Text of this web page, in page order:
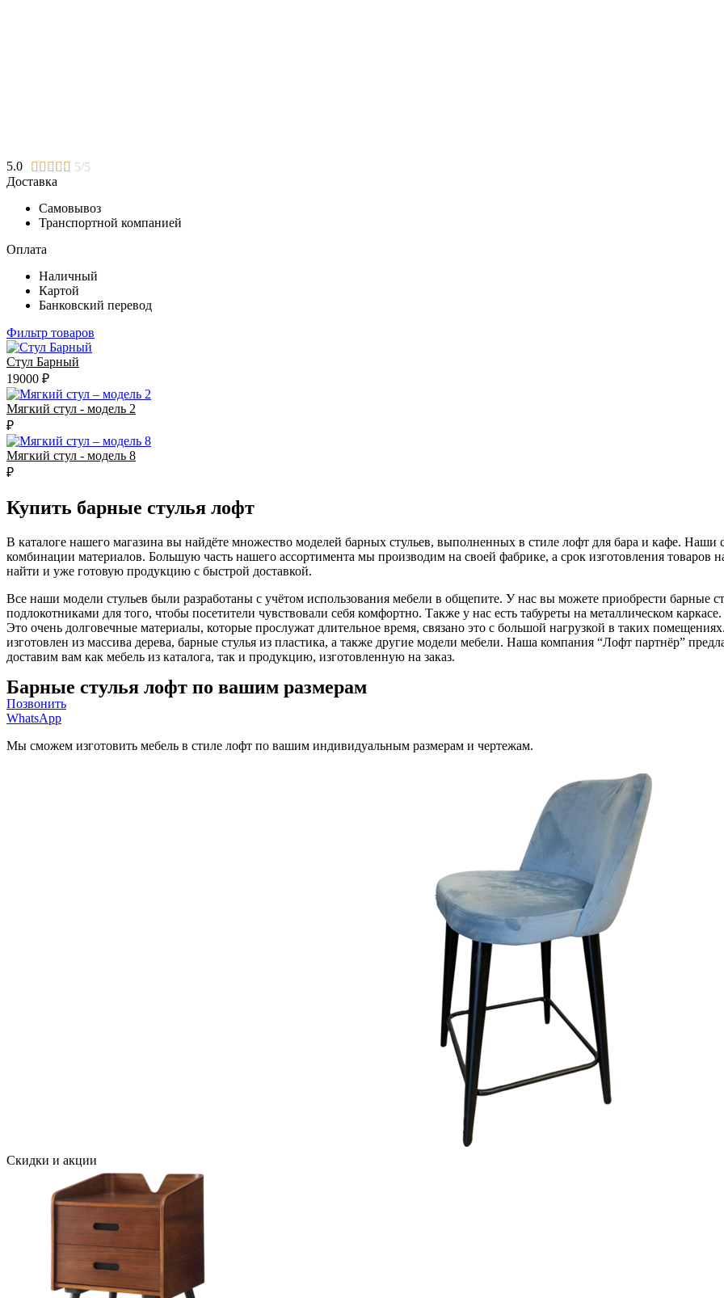
5.0      5/5
Доставка
Самовывоз
Транспортной компанией
Оплата
Наличный
Картой
Банковский перевод
Фильтр товаров
Стул Барный
19000 ₽
Мягкий стул - модель 2
₽
Мягкий стул - модель 8
₽
Купить барные стулья лофт
В каталоге нашего магазина вы найдёте множество моделей барных стульев, выполненных в стиле лофт для бара и кафе. Наши
комбинации материалов. Большую часть нашего ассортимента мы производим на своей фабрике, а срок изготовления
найти и уже готовую продукцию с быстрой доставкой.
Все наши модели стульев были разработаны с учётом использования мебели в общепите. У нас вы можете приобрести барные
подлокотниками для того, чтобы посетители чувствовали себя комфортно. Также у нас есть табуреты на металлическом
Это очень долговечные материалы, которые прослужат длительное время, связано это с большой нагрузкой в таких
изготовлен из массива дерева, барные стулья из пластика, а также другие модели мебели. Наша компания “Лофт партнёр”
доставим вам как мебель из каталога, так и продукцию, изготовленную на заказ.
Барные стулья лофт по вашим размерам
Позвонить
WhatsApp
Мы сможем изготовить мебель в стиле лофт по вашим индивидуальным размерам и чертежам.
Скидки и акции